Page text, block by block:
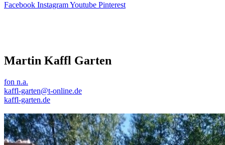
Facebook InstagramYoutube Pinterest
Martin Kaffl Garten
fon n.a.
kaffl-garten@t-online.de
kaffl-garten.de